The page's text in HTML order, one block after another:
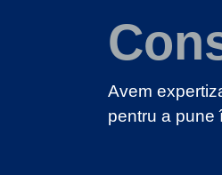
Avem
pentru a pune